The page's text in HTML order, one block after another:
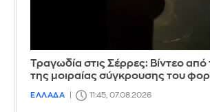
Τραγωδία στις Σέρρες: Βίντεο από
της μοιραίας σύγκρουσης του
ΕΛΛΑΔΑ 11:45, 07.08.2026